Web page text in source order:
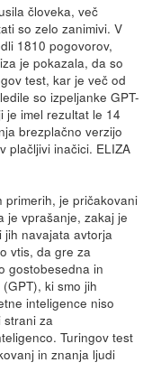
človeka, več
so zelo zanimivi. V
1810 pogovorov,
je pokazala, da so
test, kar je več od
so izpeljanke GPT-
je imel rezultat le 14
brezplačno verzijo
plačljivi inačici. ELIZA
je pričakovani
je vprašanje, zakaj je
jih navajata avtorja
vtis, da gre za
gostobesedna in
ki smo jih
inteligence niso
za
Turingov test
in znanja ljudi